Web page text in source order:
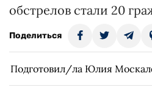
обстрелов стали 20
Поделиться
Подготовил/ла Юлия